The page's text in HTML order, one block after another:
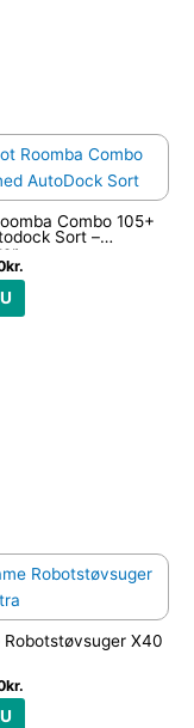
Combo 105+
Sort –
kr.
Robotstøvsuger X40
kr.